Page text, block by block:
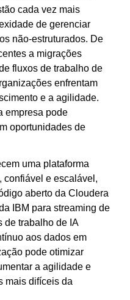
cada vez mais
de gerenciar
não-estruturados. De
a migrações
fluxos de trabalho de
enfrentam
e a agilidade.
empresa pode
oportunidades de
uma plataforma
confiável e escalável,
aberto da Cloudera
IBM para streaming de
de trabalho de IA
aos dados em
pode otimizar
a agilidade e
mais difíceis da